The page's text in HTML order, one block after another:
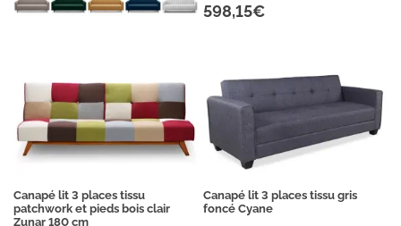
598,15€
Canapé lit 3 places tissu
patchwork et pieds bois clair
Zunar 180 cm
Canapé lit 3 places tissu gris
foncé Cyane